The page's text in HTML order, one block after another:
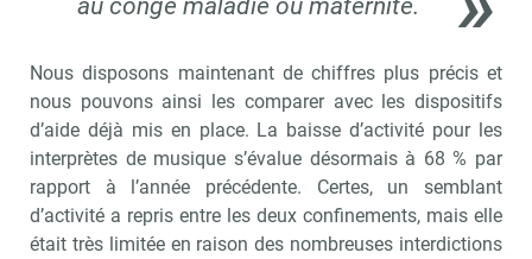
au congé maladie ou maternité.
Nous disposons maintenant de chiffres plus précis et
nous pouvons ainsi les comparer avec les dispositifs
d’aide déjà mis en place. La baisse d’activité pour les
interprètes de musique s’évalue désormais à 68 % par
rapport à l’année précédente. Certes, un semblant
d’activité a repris entre les deux confinements, mais elle
était très limitée en raison des nombreuses interdictions